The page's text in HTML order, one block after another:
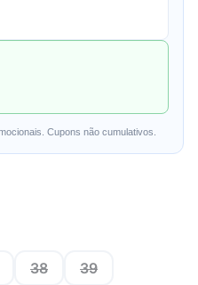
Cupons não cumulativos.
38 39